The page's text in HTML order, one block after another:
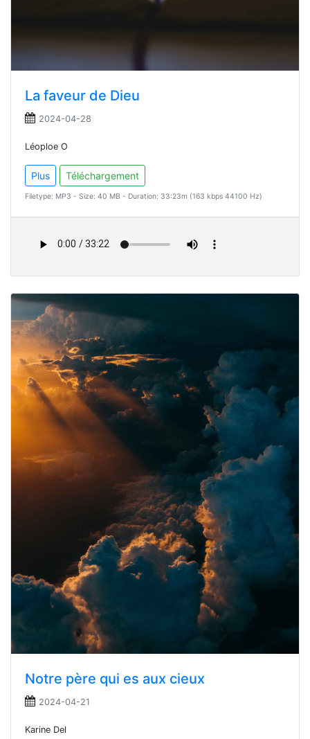
La faveur de Dieu
2024-04-28
Léoploe O
Plus Téléchargement
Filetype: MP3 - Size: 40 MB - Duration: 33:23m (163 kbps 44100 Hz)
Notre père qui es aux cieux
2024-04-21
Karine Del